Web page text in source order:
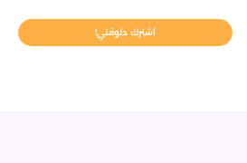
اشترك دلوقتي!